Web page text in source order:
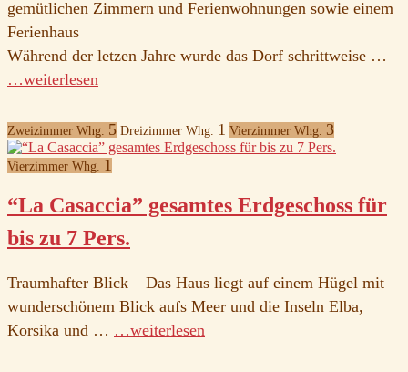
gemütlichen Zimmern und Ferienwohnungen sowie einem
Ferienhaus
Während der letzen Jahre wurde das Dorf schrittweise …
…weiterlesen
Zweizimmer Whg. 5 Dreizimmer Whg. 1 Vierzimmer Whg. 3
Vierzimmer Whg. 1
“La Casaccia” gesamtes Erdgeschoss für
bis zu 7 Pers.
Traumhafter Blick – Das Haus liegt auf einem Hügel mit
wunderschönem Blick aufs Meer und die Inseln Elba,
Korsika und … …weiterlesen